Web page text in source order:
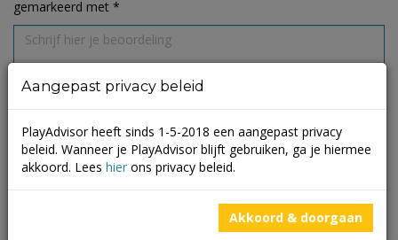
gemarkeerd met *
Aangepast privacy beleid
PlayAdvisor heeft sinds 1-5-2018 een aangepast privacy
beleid. Wanneer je PlayAdvisor blijft gebruiken, ga je hiermee
akkoord. Lees hier ons privacy beleid.
Akkoord & doorgaan